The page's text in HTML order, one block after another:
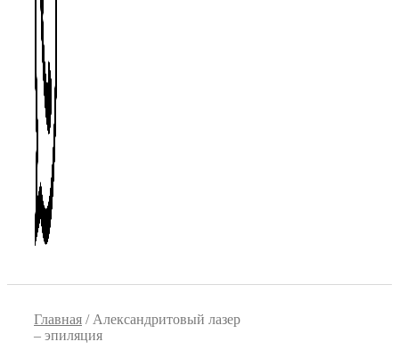
Главная / Александритовый лазер
– эпиляция